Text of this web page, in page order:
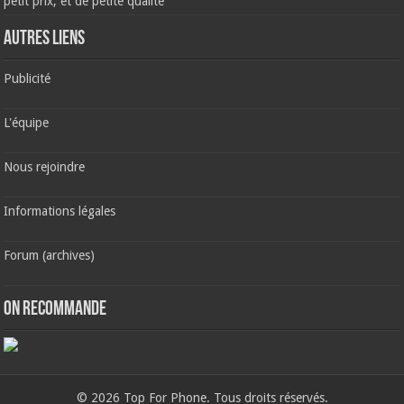
AUTRES LIENS
Publicité
L'équipe
Nous rejoindre
Informations légales
Forum (archives)
ON RECOMMANDE
© 2026 Top For Phone. Tous droits réservés.